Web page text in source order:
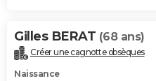
Gilles BERAT (68 ans)
Créer une cagnotte obsèques
Naissance